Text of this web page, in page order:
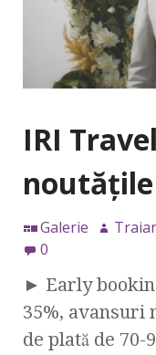
IRI
Galerie
0
► Early
35%, avansuri
de plată de 70-